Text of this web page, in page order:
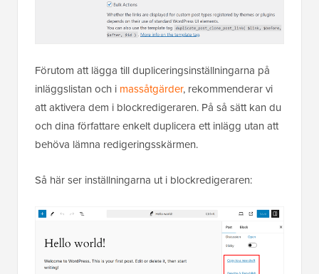
Förutom att lägga till dupliceringsinställningarna på
inläggslistan och i massåtgärder, rekommenderar vi
att aktivera dem i blockredigeraren. På så sätt kan du
och dina författare enkelt duplicera ett inlägg utan att
behöva lämna redigeringsskärmen.
Så här ser inställningarna ut i blockredigeraren: